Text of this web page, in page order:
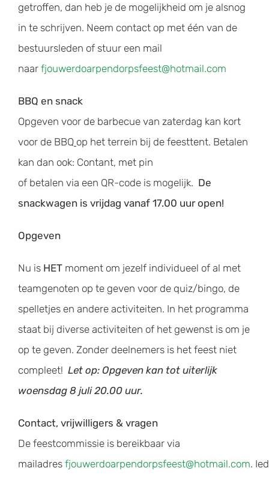
getroffen, dan heb je de mogelijkheid om je alsnog
in te schrijven. Neem contact op met één van de
bestuursleden of stuur een mail
naar fjouwerdoarpendorpsfeest@hotmail.com
BBQ en snack
Opgeven voor de barbecue van zaterdag kan kort
voor de BBQ op het terrein bij de feesttent. Betalen
kan dan ook: Contant, met pin
of betalen via een QR-code is mogelijk. De
snackwagen is vrijdag vanaf 17.00 uur open!
Opgeven
Nu is HET moment om jezelf individueel of al met
teamgenoten op te geven voor de quiz/bingo, de
spelletjes en andere activiteiten. In het programma
staat bij diverse activiteiten of het gewenst is om je
op te geven. Zonder deelnemers is het feest niet
compleet! Let op: Opgeven kan tot uiterlijk
woensdag 8 juli 20.00 uur.
Contact, vrijwilligers & vragen
De feestcommissie is bereikbaar via
mailadres fjouwerdoarpendorpsfeest@hotmail.com.